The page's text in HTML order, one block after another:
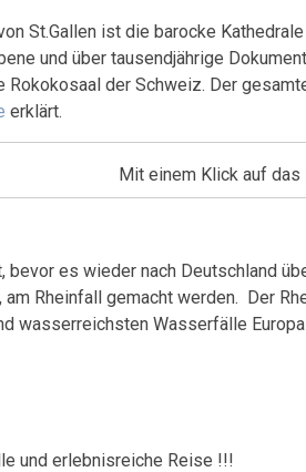
St.Gallen ist die barocke
und über tausendjährige
Rokokosaal der Schweiz. Der
erklärt.
Mit einem Klick auf das
bevor es wieder nach Deutschland
am Rheinfall gemacht werden. Der
wasserreichsten Wasserfälle
und erlebnisreiche Reise !!!